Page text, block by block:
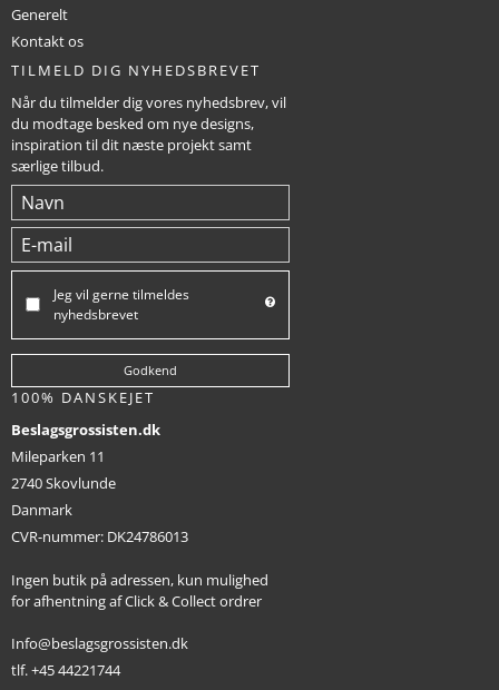
Generelt
Kontakt os
TILMELD DIG NYHEDSBREVET
Når du tilmelder dig vores nyhedsbrev, vil
du modtage besked om nye designs,
inspiration til dit næste projekt samt
særlige tilbud.
Jeg vil gerne tilmeldes
nyhedsbrevet
Godkend
100% DANSKEJET
Beslagsgrossisten.dk
Mileparken 11
2740 Skovlunde
Danmark
CVR-nummer: DK24786013
Ingen butik på adressen, kun mulighed
for afhentning af Click & Collect ordrer
Info@beslagsgrossisten.dk
tlf. +45 44221744